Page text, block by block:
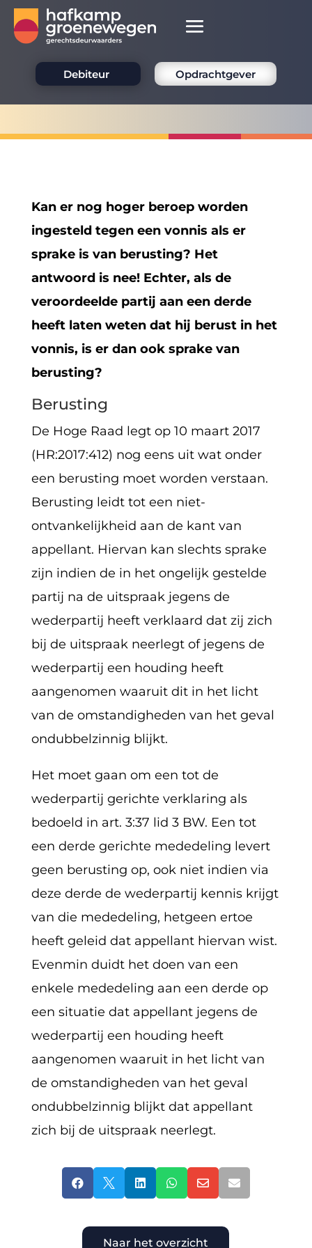
Debiteur Opdrachtgever
Kan er nog hoger beroep worden
ingesteld tegen een vonnis als er
sprake is van berusting? Het
antwoord is nee! Echter, als de
veroordeelde partij aan een derde
heeft laten weten dat hij berust in het
vonnis, is er dan ook sprake van
berusting?
Berusting
De Hoge Raad legt op 10 maart 2017
(HR:2017:412) nog eens uit wat onder
een berusting moet worden verstaan.
Berusting leidt tot een niet-
ontvankelijkheid aan de kant van
appellant. Hiervan kan slechts sprake
zijn indien de in het ongelijk gestelde
partij na de uitspraak jegens de
wederpartij heeft verklaard dat zij zich
bij de uitspraak neerlegt of jegens de
wederpartij een houding heeft
aangenomen waaruit dit in het licht
van de omstandigheden van het geval
ondubbelzinnig blijkt.
Het moet gaan om een tot de
wederpartij gerichte verklaring als
bedoeld in art. 3:37 lid 3 BW. Een tot
een derde gerichte mededeling levert
geen berusting op, ook niet indien via
deze derde de wederpartij kennis krijgt
van die mededeling, hetgeen ertoe
heeft geleid dat appellant hiervan wist.
Evenmin duidt het doen van een
enkele mededeling aan een derde op
een situatie dat appellant jegens de
wederpartij een houding heeft
aangenomen waaruit in het licht van
de omstandigheden van het geval
ondubbelzinnig blijkt dat appellant
zich bij de uitspraak neerlegt.
     
Naar het overzicht